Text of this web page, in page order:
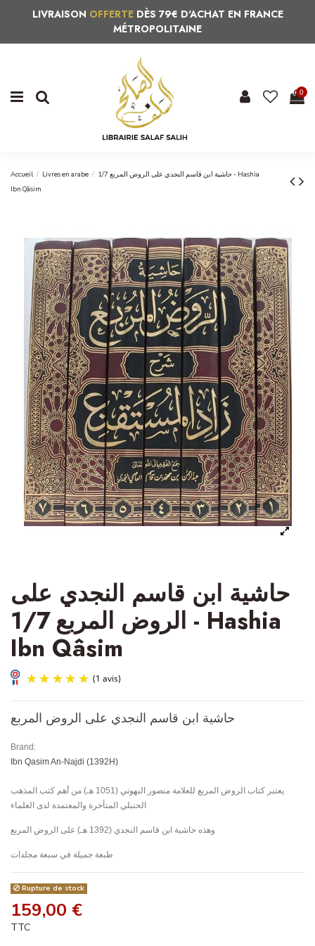
LIVRAISON OFFERTEDÈS 79€ D'ACHAT EN FRANCE
MÉTROPOLITAINE
0
Accueil Livres en arabe
حاشية ابن قاسم النجدي على الروض المربع 1/7 - Hashia
Ibn Qâsim
حاشية ابن قاسم النجدي على
الروض المربع 1/7 - Hashia
Ibn Qâsim
(1 avis)
حاشية ابن قاسم النجدي على الروض المربع
Brand:
Ibn Qasim An-Najdi (1392H)
يعتبر كتاب الروض المربع للعلامة منصور البهوتي (1051 هـ) من أهم كتب المذهب
الحنبلي المتأخرة والمعتمدة لدى العلماء
وهذه حاشية ابن قاسم النجدي (1392 هـ) على الروض المربع
طبعة جميلة في سبعة مجلدات
Rupture de stock
159,00 €
TTC